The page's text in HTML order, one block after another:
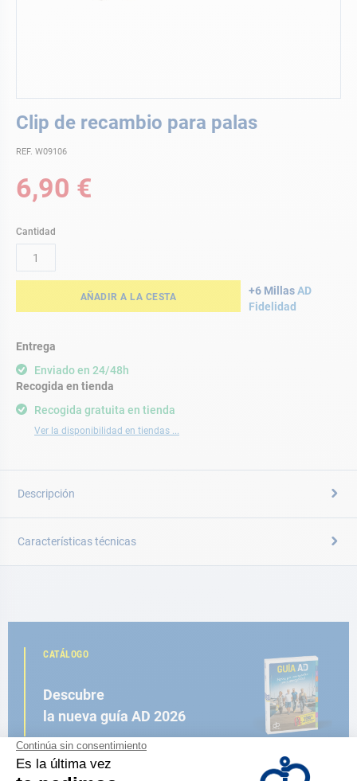
Clip de recambio para palas
REF. W09106
6,90 €
Cantidad
AÑADIR A LA CESTA +6 MillasAD
Fidelidad
Entrega
Enviado en 24/48h
Recogida gratuita en tienda
Ver la disponibilidad en tiendas ...
Recogida en tienda
al
de
galería
de
Descripción
Características técnicas
CATÁLOGO
Descubre
la nueva guía AD 2026
NAVEGAR POR EL CATÁLOGO